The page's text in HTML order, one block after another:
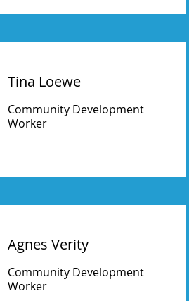
Tina Loewe
Community Development
Worker
Agnes Verity
Community Development
Worker